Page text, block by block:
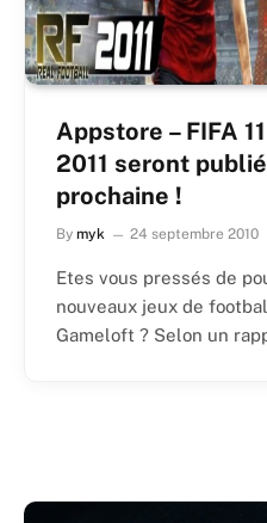
Appstore – FIFA
2011 seront
prochaine !
By myk 24 septembre 2010
Etes vous pressés de
nouveaux jeux de
Gameloft ? Selon un